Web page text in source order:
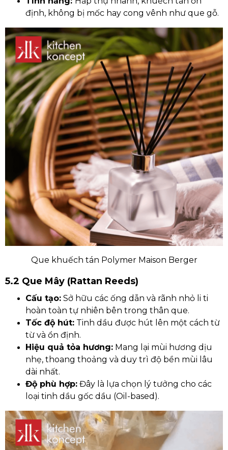
định, không bị mốc hay cong vênh như que gỗ.
Que khuếch tán Polymer Maison Berger
5.2 Que Mây (Rattan Reeds)
Cấu tạo: Sở hữu các ống dẫn và rãnh nhỏ li ti
hoàn toàn tự nhiên bên trong thân que.
Tốc độ hút: Tinh dầu được hút lên một cách từ
từ và ổn định.
Hiệu quả tỏa hương: Mang lại mùi hương dịu
nhẹ, thoang thoảng và duy trì độ bền mùi lâu
dài nhất.
Độ phù hợp: Đây là lựa chọn lý tưởng cho các
loại tinh dầu gốc dầu (Oil-based).